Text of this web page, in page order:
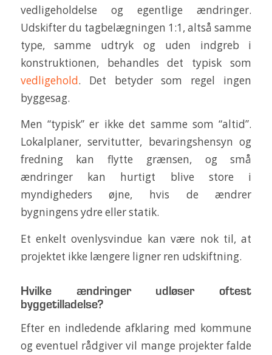
vedligeholdelse og egentlige ændringer.
Udskifter du tagbelægningen 1:1, altså samme
type, samme udtryk og uden indgreb i
konstruktionen, behandles det typisk som
vedligehold. Det betyder som regel ingen
byggesag.
Men “typisk” er ikke det samme som “altid”.
Lokalplaner, servitutter, bevaringshensyn og
fredning kan flytte grænsen, og små
ændringer kan hurtigt blive store i
myndigheders øjne, hvis de ændrer
bygningens ydre eller statik.
Et enkelt ovenlysvindue kan være nok til, at
projektet ikke længere ligner ren udskiftning.
Hvilke ændringer udløser oftest
byggetilladelse?
Efter en indledende afklaring med kommune
og eventuel rådgiver vil mange projekter falde